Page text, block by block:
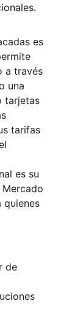
es
a través
una
tarjetas
tarifas
es su
quienes
de